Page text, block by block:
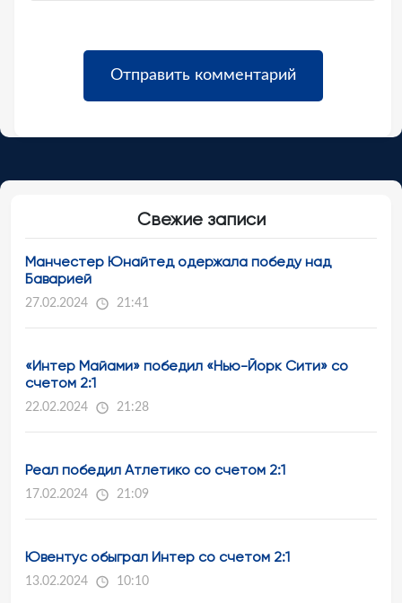
Свежие записи
Манчестер Юнайтед одержала победу над
Баварией
27.02.2024 21:41
«Интер Майами» победил «Нью-Йорк Сити» со
счетом 2:1
22.02.2024 21:28
Реал победил Атлетико со счетом 2:1
17.02.2024 21:09
Ювентус обыграл Интер со счетом 2:1
13.02.2024 10:10